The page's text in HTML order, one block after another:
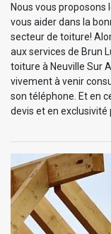
Nous vous proposons
vous aider dans la
secteur de toiture!
aux services de Brun
toiture à Neuville Sur
vivement à venir
son téléphone. Et en
devis et en